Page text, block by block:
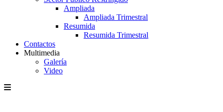
Ampliada
Ampliada Trimestral
Resumida
Resumida Trimestral
Contactos
Multimedia
Galería
Video